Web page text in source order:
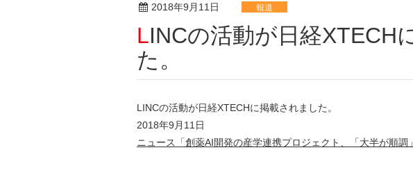
2018年9月11日 報道
LINCの活動が日経XTECHに掲載されまし
た。
LINCの活動が日経XTECHに掲載されました。
2018年9月11日
ニュース「創薬AI開発の産学連携プロジェクト、「大半が順調」